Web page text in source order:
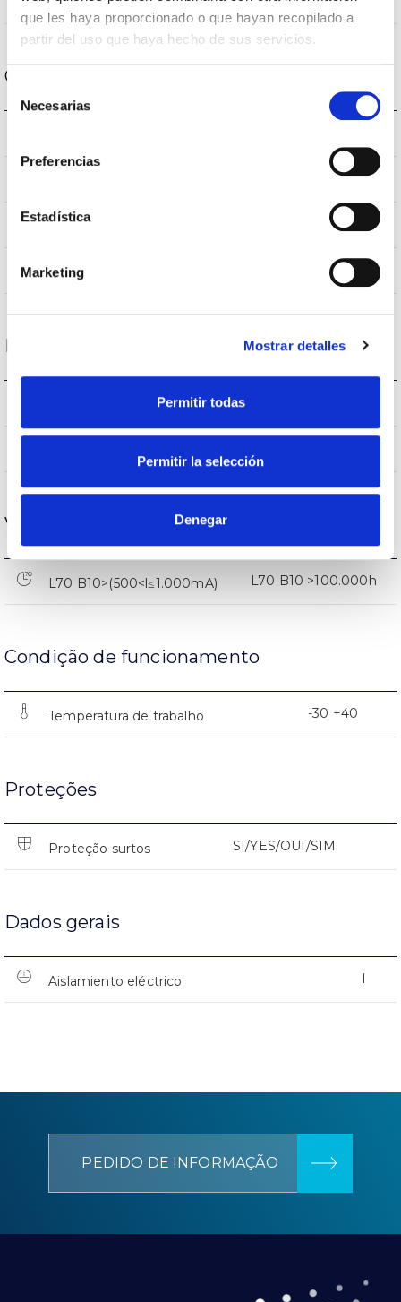
que les haya proporcionado o que hayan recopilado a
partir del uso que haya hecho de sus servicios.
de Necesarias
Preferencias
Estadística
Marketing
Mostrar detalles
Permitir todas
Permitir la selección
Denegar
Carcaça e Acabamento
66
Cor do corpo 9007
Corpo AL iap
Desempenho
Vida
L70 B10>(500<l≤1.000mA) L70 B10 >100.000h
Condição de funcionamento
Temperatura de trabalho -30 +40
Proteções
Proteção surtos SI/YES/OUI/SIM
Dados gerais
Aislamiento eléctrico I
PEDIDO DE INFORMAÇÃO